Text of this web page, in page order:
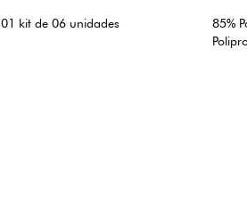
01 kit de 06 unidades
85%